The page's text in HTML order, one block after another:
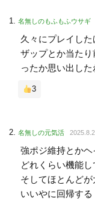
名無しのもふもふウサギ
久々にプレイし
ザップとか当た
ったか思い出した
3
名無しの元気活
強ポジ維持とか
どれくらい機能
そしてほとんど
いいやに回帰する